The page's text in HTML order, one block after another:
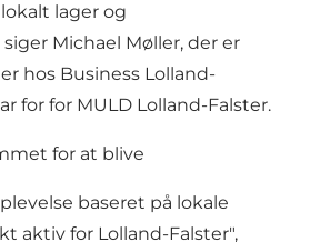
lager og
Michael Møller, der er
hos Business Lolland-
for for MULD Lolland-Falster.
for at blive
baseret på lokale
aktiv for Lolland-Falster",